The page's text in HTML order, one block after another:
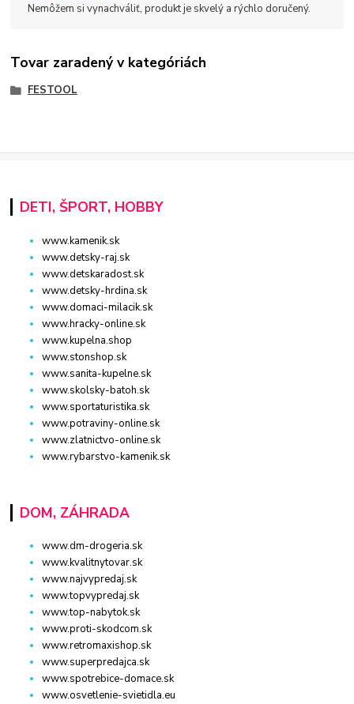
Nemôžem si vynachváliť, produkt je skvelý a rýchlo doručený.
Tovar zaradený v kategóriách
FESTOOL
DETI, ŠPORT, HOBBY
www.kamenik.sk
www.detsky-raj.sk
www.detskaradost.sk
www.detsky-hrdina.sk
www.domaci-milacik.sk
www.hracky-online.sk
www.kupelna.shop
www.stonshop.sk
www.sanita-kupelne.sk
www.skolsky-batoh.sk
www.sportaturistika.sk
www.potraviny-online.sk
www.zlatnictvo-online.sk
www.rybarstvo-kamenik.sk
DOM, ZÁHRADA
www.dm-drogeria.sk
www.kvalitnytovar.sk
www.najvypredaj.sk
www.topvypredaj.sk
www.top-nabytok.sk
www.proti-skodcom.sk
www.retromaxishop.sk
www.superpredajca.sk
www.spotrebice-domace.sk
www.osvetlenie-svietidla.eu